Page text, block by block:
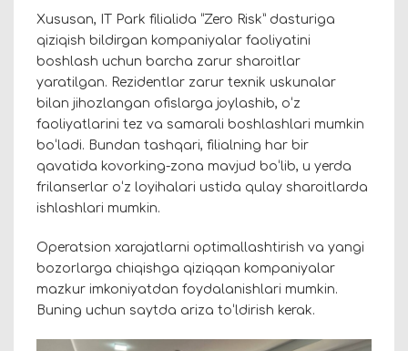
Xususan, IT Park filialida “Zero Risk” dasturiga
qiziqish bildirgan kompaniyalar faoliyatini
boshlash uchun barcha zarur sharoitlar
yaratilgan. Rezidentlar zarur texnik uskunalar
bilan jihozlangan ofislarga joylashib, oʻz
faoliyatlarini tez va samarali boshlashlari mumkin
boʻladi. Bundan tashqari, filialning har bir
qavatida kovorking-zona mavjud boʻlib, u yerda
frilanserlar oʻz loyihalari ustida qulay sharoitlarda
ishlashlari mumkin.
Operatsion xarajatlarni optimallashtirish va yangi
bozorlarga chiqishga qiziqqan kompaniyalar
mazkur imkoniyatdan foydalanishlari mumkin.
Buning uchun saytda ariza toʻldirish kerak.